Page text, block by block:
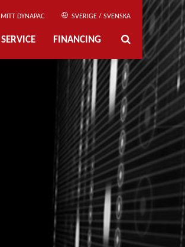
MITT DYNAPAC SVERIGE / SVENSKA
SERVICE FINANCING